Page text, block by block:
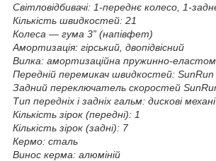
Світловідбивачі: 1-переднє колесо, 1-
Кількість швидкостей: 21
Колеса — гума 3” (напівфет)
Амортизація: гірський, двопідвісний
Вилка: амортизаційна пружинно-
Передній перемикач швидкостей: SunRun
Задний переключатель скоростей
Тип передніх і задніх гальм: дискові
Кількість зірок (передні): 1
Кількість зірок (задні): 7
Кермо: сталь
Винос керма: алюміній